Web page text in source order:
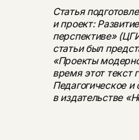
Статья
и проект:
перспективе»
статьи был
«Проекты
время этот текст
Педагогическое
в издательстве